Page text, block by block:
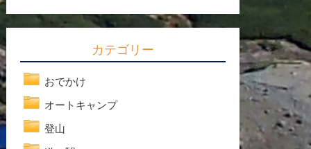
カテゴリー
おでかけ
オートキャンプ
登山